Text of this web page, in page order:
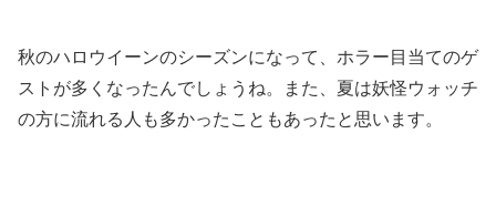
秋のハロウイーンのシーズンになって、ホラー目当てのゲ
ストが多くなったんでしょうね。また、夏は妖怪ウォッチ
の方に流れる人も多かったこともあったと思います。